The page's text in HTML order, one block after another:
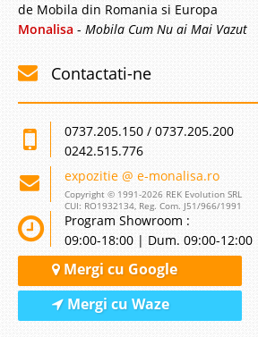
de Mobila din Romania si Europa
Monalisa - Mobila Cum Nu ai Mai Vazut
Contactati-ne
0737.205.150 / 0737.205.200
0242.515.776
expozitie @ e-monalisa.ro
Copyright © 1991-2026 REK Evolution SRL
CUI: RO1932134, Reg. Com. J51/966/1991
Program Showroom :
09:00-18:00 | Dum. 09:00-12:00
Mergi cu Google
Mergi cu Waze